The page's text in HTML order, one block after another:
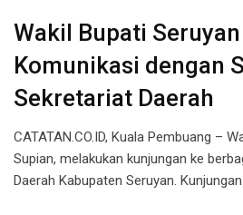
Wakil Bupati
Komunikasi dengan
Sekretariat Daerah
CATATAN.CO.ID, Kuala Pembuang –
Supian, melakukan kunjungan ke
Daerah Kabupaten Seruyan.